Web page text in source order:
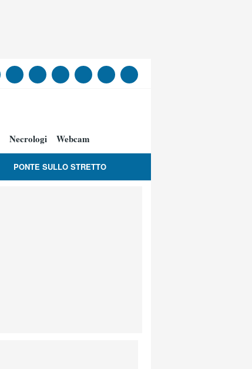
Necrologi Webcam
PONTE SULLO STRETTO